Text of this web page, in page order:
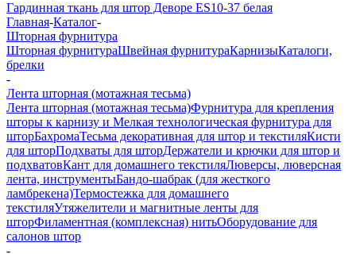
Гардинная ткань для штор Деворе ES10-37 белая
Главная-Каталог-
Шторная фурнитура
Шторная фурнитураШвейная фурнитураКарнизыКаталоги,
брелки
-
Лента шторная (мотажная тесьма)
Лента шторная (мотажная тесьма)Фурнитура для крепления
шторы к карнизу и Мелкая технологическая фурнитура для
шторБахромаТесьма декоративная для штор и текстиляКисти
для шторПодхваты для шторДержатели и крючки для штор и
подхватовКант для домашнего текстиляЛюверсы, люверсная
лента, инструментыБандо-шабрак (для жесткого
ламбрекена)Термостежка для домашнего
текстиляУтяжелители и магнитные ленты для
шторФиламентная (комплексная) нитьОборудование для
салонов штор
-